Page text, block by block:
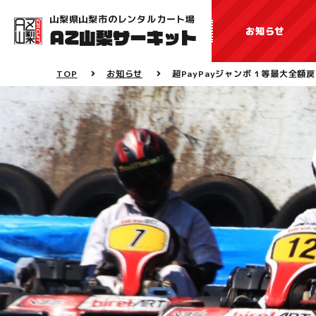
山梨県山梨市のレンタルカート場
お知らせ
TOP お知らせ 超PayPayジャンボ 1等最大全額